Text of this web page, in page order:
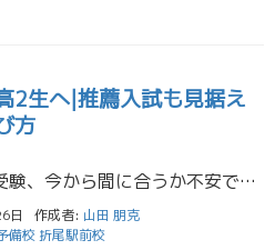
2生へ|推薦入試も見据え
方
お子様の医学科受験、今から間に合うか不安ではありませんか 「うちの子、本気で医学科を目指しているけれど、高2の今から準備して間に合うのだろうか」——東筑高校や九州国際大付属高校に通うお子様を持つ保護者の皆様から、こうした […]
日 作成者: 山田 朋克
備校 折尾駅前校